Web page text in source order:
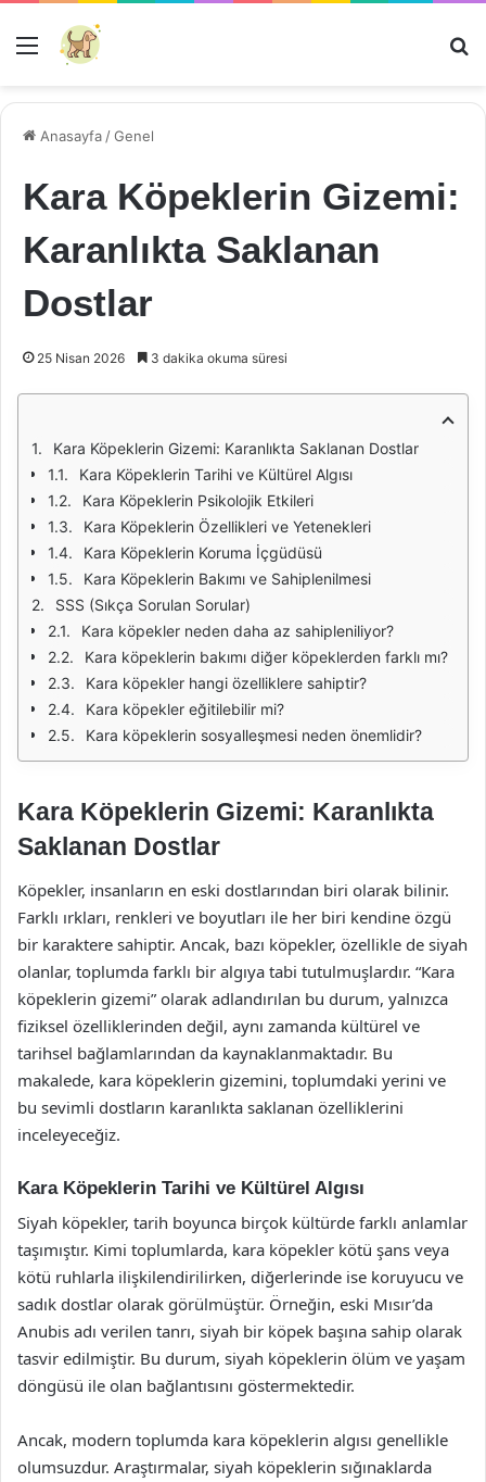
Menü
Anasayfa /Genel
Kara Köpeklerin Gizemi:
Karanlıkta Saklanan
Dostlar
25 Nisan 2026 3 dakika okuma süresi
Kara Köpeklerin Gizemi: Karanlıkta Saklanan Dostlar
Kara Köpeklerin Tarihi ve Kültürel Algısı
Kara Köpeklerin Psikolojik Etkileri
Kara Köpeklerin Özellikleri ve Yetenekleri
Kara Köpeklerin Koruma İçgüdüsü
Kara Köpeklerin Bakımı ve Sahiplenilmesi
SSS (Sıkça Sorulan Sorular)
Kara köpekler neden daha az sahipleniliyor?
Kara köpeklerin bakımı diğer köpeklerden farklı mı?
Kara köpekler hangi özelliklere sahiptir?
Kara köpekler eğitilebilir mi?
Kara köpeklerin sosyalleşmesi neden önemlidir?
Kara Köpeklerin Gizemi: Karanlıkta
Saklanan Dostlar
Köpekler, insanların en eski dostlarından biri olarak bilinir.
Farklı ırkları, renkleri ve boyutları ile her biri kendine özgü
bir karaktere sahiptir. Ancak, bazı köpekler, özellikle de siyah
olanlar, toplumda farklı bir algıya tabi tutulmuşlardır. “Kara
köpeklerin gizemi” olarak adlandırılan bu durum, yalnızca
fiziksel özelliklerinden değil, aynı zamanda kültürel ve
tarihsel bağlamlarından da kaynaklanmaktadır. Bu
makalede, kara köpeklerin gizemini, toplumdaki yerini ve
bu sevimli dostların karanlıkta saklanan özelliklerini
inceleyeceğiz.
Kara Köpeklerin Tarihi ve Kültürel Algısı
Siyah köpekler, tarih boyunca birçok kültürde farklı anlamlar
taşımıştır. Kimi toplumlarda, kara köpekler kötü şans veya
kötü ruhlarla ilişkilendirilirken, diğerlerinde ise koruyucu ve
sadık dostlar olarak görülmüştür. Örneğin, eski Mısır’da
Anubis adı verilen tanrı, siyah bir köpek başına sahip olarak
tasvir edilmiştir. Bu durum, siyah köpeklerin ölüm ve yaşam
döngüsü ile olan bağlantısını göstermektedir.
Ancak, modern toplumda kara köpeklerin algısı genellikle
olumsuzdur. Araştırmalar, siyah köpeklerin sığınaklarda